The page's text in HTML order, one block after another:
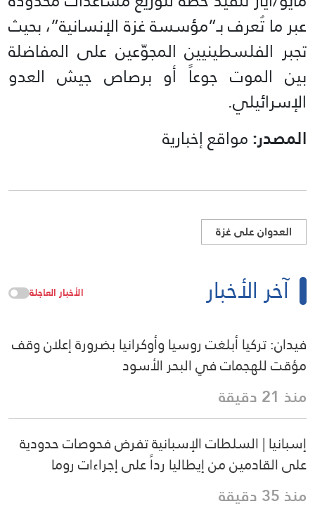
عبر ما تُعرف بـ”مؤسسة غزة الإنسانية”، بحيث
تجبر الفلسطينيين المجوّعين على المفاضلة
بين الموت جوعاً أو برصاص جيش العدو
الإسرائيلي.
المصدر:مواقع إخبارية
العدوان على غزة
آخر الأخبار الأخبار العاجلة
فيدان: تركيا أبلغت روسيا وأوكرانيا بضرورة إعلان وقف
مؤقت للهجمات في البحر الأسود
منذ 21 دقيقة
إسبانيا | السلطات الإسبانية تفرض فحوصات حدودية
على القادمين من إيطاليا رداً على إجراءات روما
منذ 35 دقيقة